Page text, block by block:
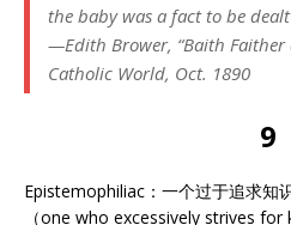
the baby was a fact to be
—Edith Brower, “Baith Faither
Catholic World, Oct. 1890
9
Epistemophiliac：一个过于追求知
（one who excessively strives